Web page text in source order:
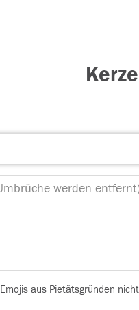
aus Pietätsgründen